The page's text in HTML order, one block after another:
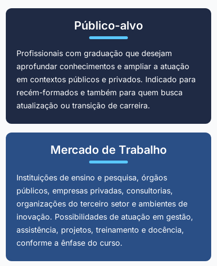
Público-alvo
Profissionais com graduação que desejam
aprofundar conhecimentos e ampliar a atuação
em contextos públicos e privados. Indicado para
recém-formados e também para quem busca
atualização ou transição de carreira.
Mercado de Trabalho
Instituições de ensino e pesquisa, órgãos
públicos, empresas privadas, consultorias,
organizações do terceiro setor e ambientes de
inovação. Possibilidades de atuação em gestão,
assistência, projetos, treinamento e docência,
conforme a ênfase do curso.